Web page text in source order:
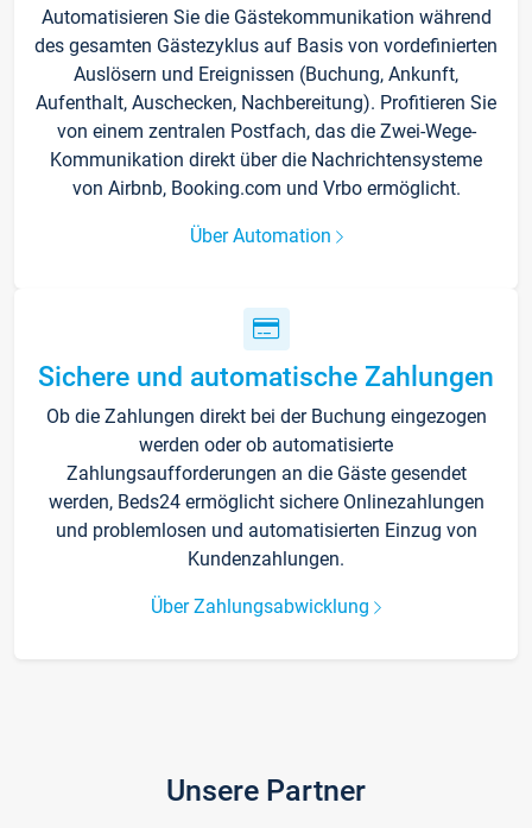
Automatisieren Sie die Gästekommunikation während
des gesamten Gästezyklus auf Basis von vordefinierten
Auslösern und Ereignissen (Buchung, Ankunft,
Aufenthalt, Auschecken, Nachbereitung). Profitieren Sie
von einem zentralen Postfach, das die Zwei-Wege-
Kommunikation direkt über die Nachrichtensysteme
von Airbnb, Booking.com und Vrbo ermöglicht.
Über Automation
Sichere und automatische Zahlungen
Ob die Zahlungen direkt bei der Buchung eingezogen
werden oder ob automatisierte
Zahlungsaufforderungen an die Gäste gesendet
werden, Beds24 ermöglicht sichere Onlinezahlungen
und problemlosen und automatisierten Einzug von
Kundenzahlungen.
Über Zahlungsabwicklung
Unsere Partner